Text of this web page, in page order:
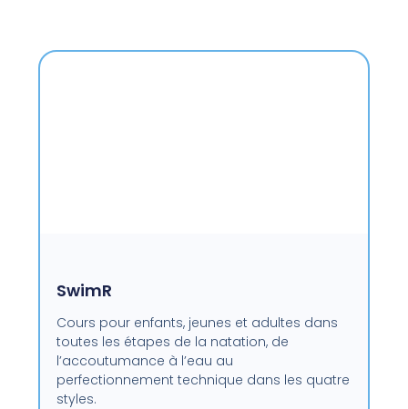
SwimR
Cours pour enfants, jeunes et adultes dans
toutes les étapes de la natation, de
l’accoutumance à l’eau au
perfectionnement technique dans les quatre
styles.